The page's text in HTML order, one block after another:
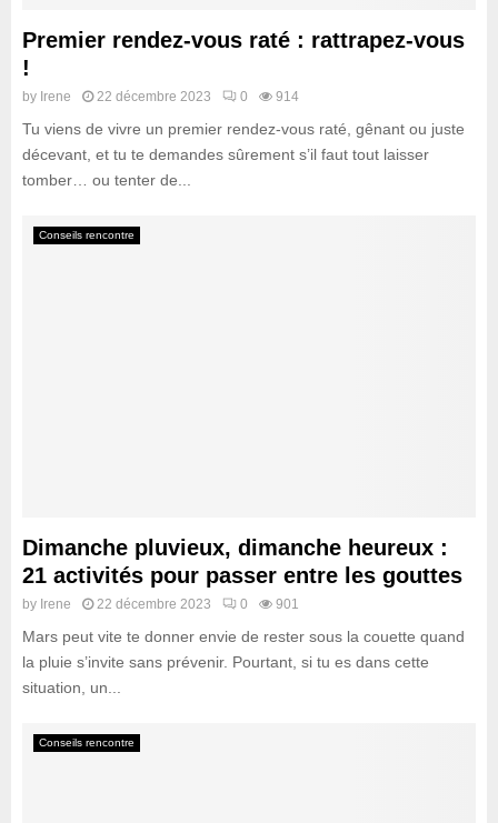
Premier rendez-vous raté : rattrapez-vous
!
by Irene 22 décembre 2023 0 914
Tu viens de vivre un premier rendez-vous raté, gênant ou juste
décevant, et tu te demandes sûrement s’il faut tout laisser
tomber… ou tenter de...
Conseils rencontre
Dimanche pluvieux, dimanche heureux :
21 activités pour passer entre les gouttes
by Irene 22 décembre 2023 0 901
Mars peut vite te donner envie de rester sous la couette quand
la pluie s’invite sans prévenir. Pourtant, si tu es dans cette
situation, un...
Conseils rencontre